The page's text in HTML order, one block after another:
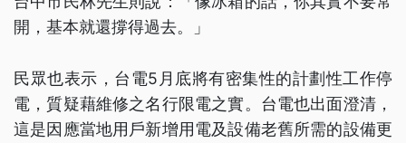
開，基本就還撐得過去。」
民眾也表示，台電5月底將有密集性的計劃性工作停
電，質疑藉維修之名行限電之實。台電也出面澄清，
這是因應當地用戶新增用電及設備老舊所需的設備更